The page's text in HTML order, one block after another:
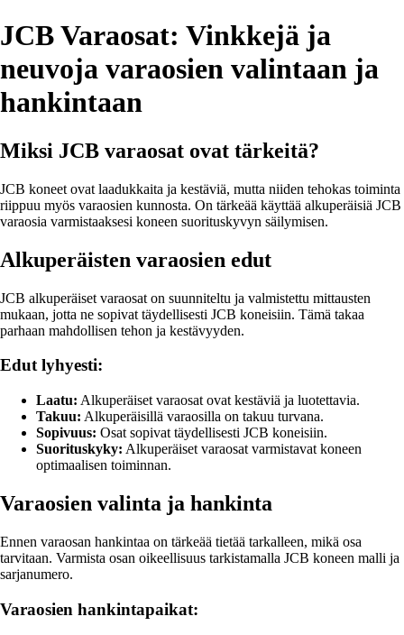
JCB Varaosat: Vinkkejä ja
neuvoja varaosien valintaan ja
hankintaan
Miksi JCB varaosat ovat tärkeitä?
JCB koneet ovat laadukkaita ja kestäviä, mutta niiden tehokas toiminta
riippuu myös varaosien kunnosta. On tärkeää käyttää alkuperäisiä JCB
varaosia varmistaaksesi koneen suorituskyvyn säilymisen.
Alkuperäisten varaosien edut
JCB alkuperäiset varaosat on suunniteltu ja valmistettu mittausten
mukaan, jotta ne sopivat täydellisesti JCB koneisiin. Tämä takaa
parhaan mahdollisen tehon ja kestävyyden.
Edut lyhyesti:
Laatu: Alkuperäiset varaosat ovat kestäviä ja luotettavia.
Takuu: Alkuperäisillä varaosilla on takuu turvana.
Sopivuus: Osat sopivat täydellisesti JCB koneisiin.
Suorituskyky: Alkuperäiset varaosat varmistavat koneen
optimaalisen toiminnan.
Varaosien valinta ja hankinta
Ennen varaosan hankintaa on tärkeää tietää tarkalleen, mikä osa
tarvitaan. Varmista osan oikeellisuus tarkistamalla JCB koneen malli ja
sarjanumero.
Varaosien hankintapaikat: